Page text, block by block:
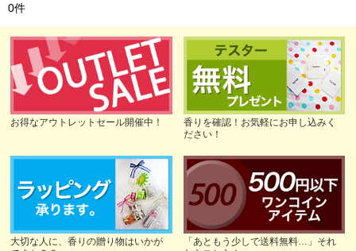
0件
お得なアウトレットセール開催中！
香りを確認！お気軽にお申し込みく
ださい！
大切な人に、香りの贈り物はいかが
「あともう少しで送料無料…」それ